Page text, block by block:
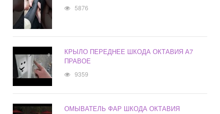
5876
КРЫЛО ПЕРЕДНЕЕ ШКОДА ОКТАВИЯ А7
ПРАВОЕ
9359
ОМЫВАТЕЛЬ ФАР ШКОДА ОКТАВИЯ